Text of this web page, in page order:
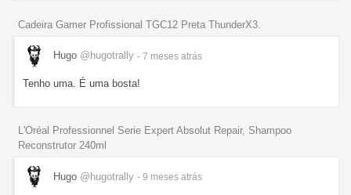
Cadeira Gamer Profissional TGC12 Preta ThunderX3.
Hugo @hugotrally - 7 meses atrás
Tenho uma. É uma bosta!
L'Oréal Professionnel Serie Expert Absolut Repair, Shampoo
Reconstrutor 240ml
Hugo @hugotrally - 9 meses atrás